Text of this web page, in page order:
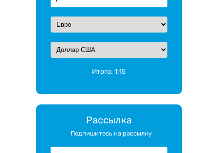
Итого:1.15
Рассылка
Подпишитесь на рассылку